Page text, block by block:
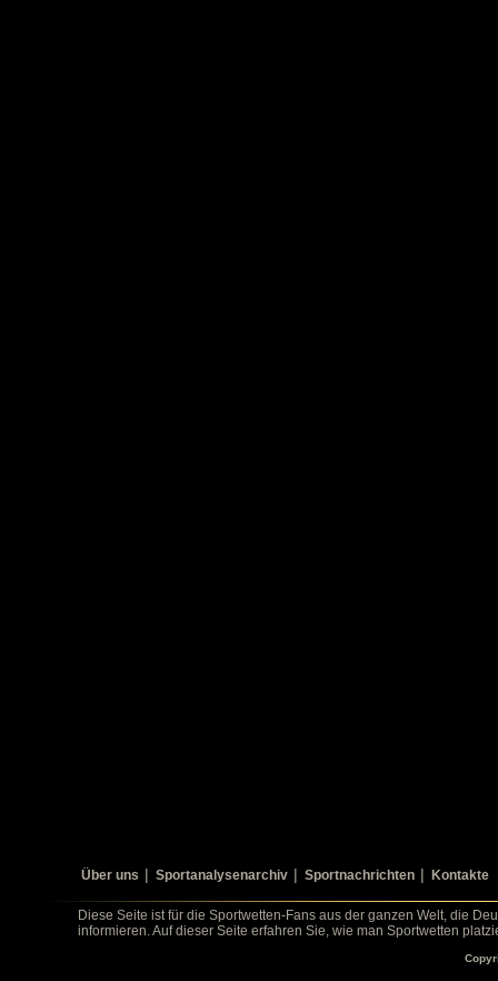
Über uns Sportanalysenarchiv Sportnachrichten Kontakte
Diese Seite ist für die Sportwetten-Fans aus der ganzen Welt, die
informieren. Auf dieser Seite erfahren Sie, wie man Sportwetten